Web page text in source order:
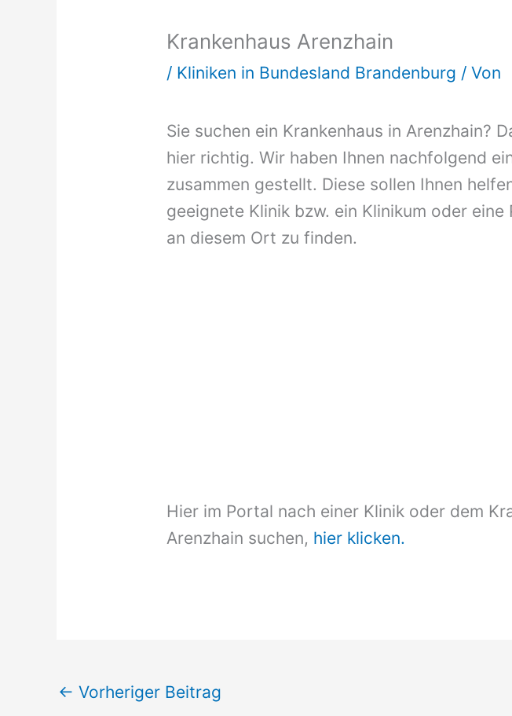
Krankenhaus Arenzhain
/ Kliniken in Bundesland Brandenburg / Von
Sie suchen ein Krankenhaus in Arenzhain?
hier richtig. Wir haben Ihnen nachfolgend
zusammen gestellt. Diese sollen Ihnen
geeignete Klinik bzw. ein Klinikum oder eine
an diesem Ort zu finden.
Hier im Portal nach einer Klinik oder dem
Arenzhain suchen, hier klicken.
← Vorheriger Beitrag